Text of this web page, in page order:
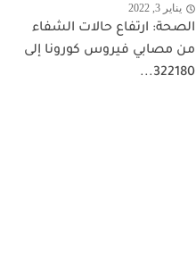
يناير 3, 2022
الصحة: ارتفاع حالات الشفاء
من مصابي فيروس كورونا إلى
322180...